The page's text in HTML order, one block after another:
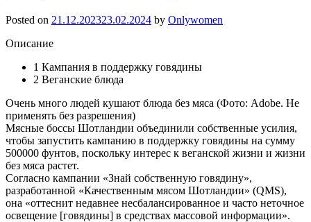
Posted on 21.12.202323.02.2024 by Onlywomen
Описание
1 Кампания в поддержку говядины
2 Веганские блюда
Очень много людей кушают блюда без мяса (Фото: Adobe. Не
применять без разрешения)
Мясные боссы Шотландии объединили собственные усилия,
чтобы запустить кампанию в поддержку говядины на сумму
500000 фунтов, поскольку интерес к веганской жизни и жизни
без мяса растет.
Согласно кампании «Знай собственную говядину»,
разработанной «Качественным мясом Шотландии» (QMS),
она «оттеснит недавнее несбалансированное и часто неточное
освещение [говядины] в средствах массовой информации».